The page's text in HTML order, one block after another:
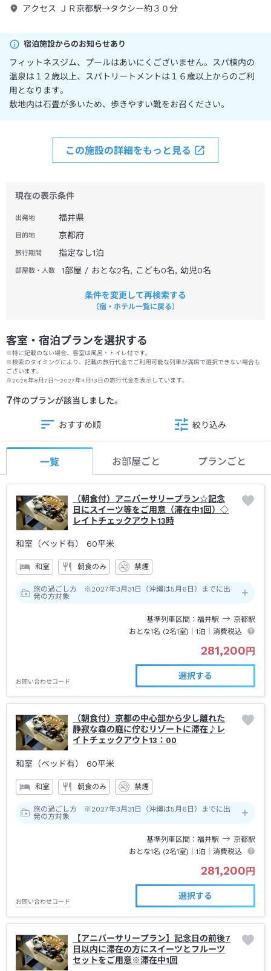
アクセス ＪＲ京都駅→タクシー約３０分
この施設の詳細をもっと見る
宿泊施設からのお知らせあり
フィットネスジム、プールはあいにくございません。スパ棟内の
温泉は１２歳以上、スパトリートメントは１６歳以上からのご利
用となります。
敷地内は石畳が多いため、歩きやすい靴をお召ください。
現在の表示条件
出発地 福井県
目的地 京都府
部屋数・人数 1部屋 / おとな2名, こども0名, 幼児0名
旅行期間 指定なし1泊
条件を変更して再検索する
（宿・ホテル一覧に戻る）
客室・宿泊プランを選択する
※特に記載のない場合、客室は風呂・トイレ付です。
※検索のタイミングにより、記載の旅行代金でご利用可能な列車が満席で選択できない場合も
ございます。
※2026年8月7日～2027年4月13日 の旅行代金を表示しています。
7件のプランが該当しました。
おすすめ順 絞り込み
一覧 お部屋ごと プランごと
（朝食付）アニバーサリープラン☆記念
日にスイーツ等をご用意（滞在中1回）◇
レイトチェックアウト13時
和室（ベッド有） 60平米
和室 朝食のみ 禁煙
旅の過ごし方 ※2027年3月31日（沖縄は5月6日）までに出
発の方対象
基準列車区間 福井駅 京都駅
おとな1名 (2名1室)｜1泊 ｜消費税込
281,200円
お問い合わせコード
選択する
（朝食付）京都の中心部から少し離れた
静寂な森の庭に佇むリゾートに滞在♪レ
イトチェックアウト13：00
和室（ベッド有） 60平米
和室 朝食のみ 禁煙
旅の過ごし方 ※2027年3月31日（沖縄は5月6日）までに出
発の方対象
基準列車区間 福井駅 京都駅
おとな1名 (2名1室)｜1泊 ｜消費税込
281,200円
お問い合わせコード
選択する
【アニバーサリープラン】記念日の前後7
日以内に滞在の方にスイーツとフルーツ
セットをご用意※滞在中1回